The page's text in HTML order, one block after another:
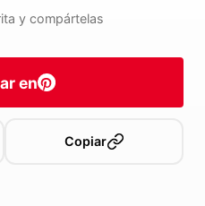
y compártelas
en
Copiar